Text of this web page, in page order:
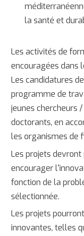
la santé et
Les activités de
encouragées dans
Les candidatures
programme de
jeunes chercheurs
doctorants, en
les organismes de
Les projets
encourager
fonction de la
sélectionnée.
Les projets
innovantes, telles